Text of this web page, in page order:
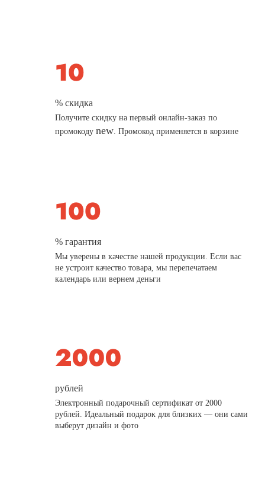
% скидка
Получите скидку на первый онлайн-заказ по
промокодуnew. Промокод применяется в корзине
% гарантия
Мы уверены в качестве нашей продукции. Если вас
не устроит качество товара, мы перепечатаем
календарь или вернем деньги
рублей
Электронный подарочный сертификат от 2000
рублей. Идеальный подарок для близких — они сами
выберут дизайн и фото